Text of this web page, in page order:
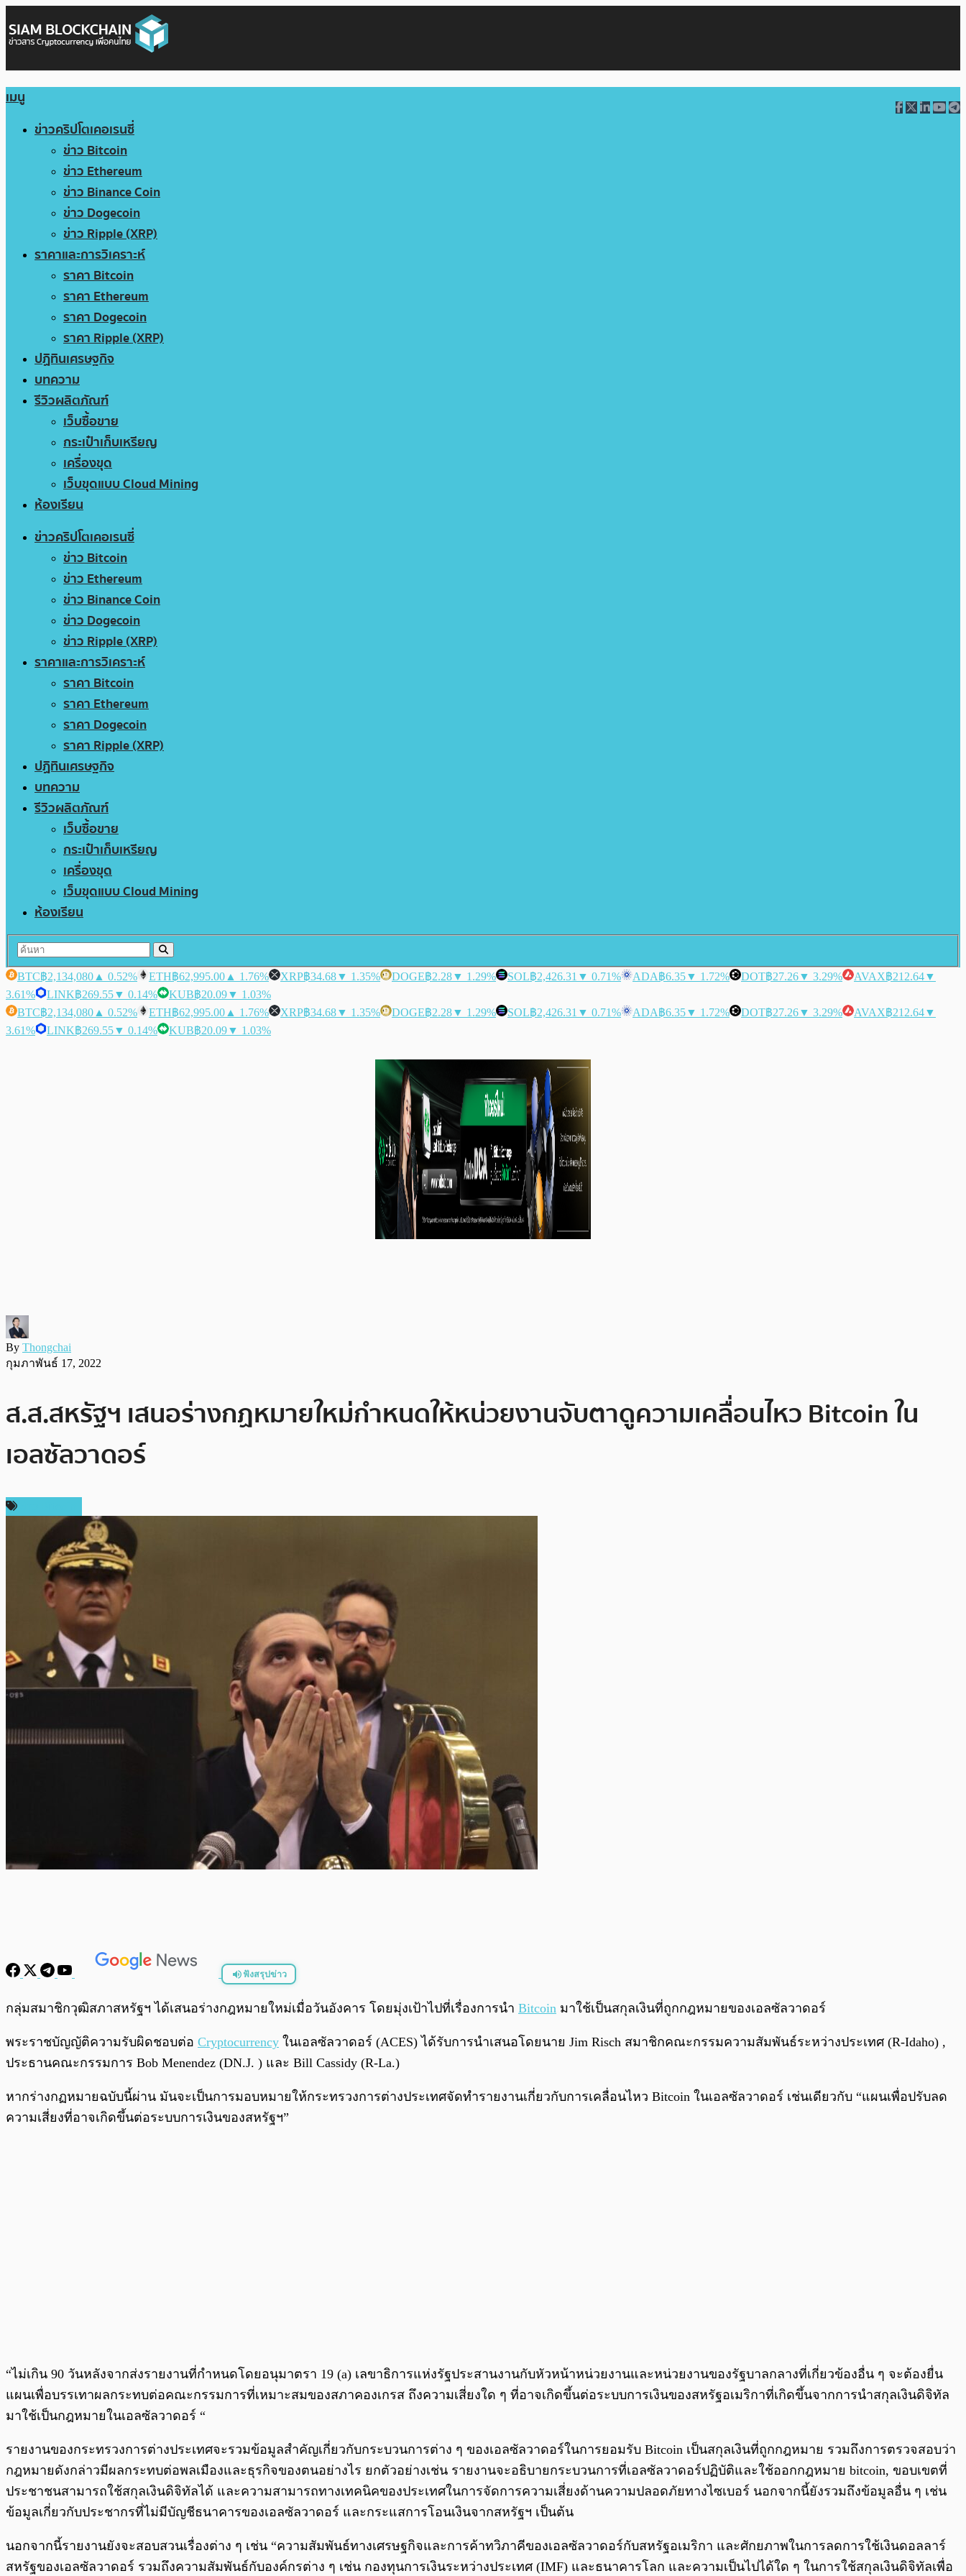
เมนู
ข่าวคริปโตเคอเรนซี่
ข่าว Bitcoin
ข่าว Ethereum
ข่าว Binance Coin
ข่าว Dogecoin
ข่าว Ripple (XRP)
ราคาและการวิเคราะห์
ราคา Bitcoin
ราคา Ethereum
ราคา Dogecoin
ราคา Ripple (XRP)
ปฏิทินเศรษฐกิจ
บทความ
รีวิวผลิตภัณฑ์
เว็บซื้อขาย
กระเป๋าเก็บเหรียญ
เครื่องขุด
เว็บขุดแบบ Cloud Mining
ห้องเรียน
ข่าวคริปโตเคอเรนซี่
ข่าว Bitcoin
ข่าว Ethereum
ข่าว Binance Coin
ข่าว Dogecoin
ข่าว Ripple (XRP)
ราคาและการวิเคราะห์
ราคา Bitcoin
ราคา Ethereum
ราคา Dogecoin
ราคา Ripple (XRP)
ปฏิทินเศรษฐกิจ
บทความ
รีวิวผลิตภัณฑ์
เว็บซื้อขาย
กระเป๋าเก็บเหรียญ
เครื่องขุด
เว็บขุดแบบ Cloud Mining
ห้องเรียน
BTC฿2,134,080 ▲ 0.52% ETH฿62,995.00 ▲ 1.76% XRP฿34.68▼ 1.35% DOGE฿2.28▼ 1.29% SOL฿2,426.31 ▼ 0.71% ADA฿6.35▼ 1.72% DOT฿27.26▼ 3.29% AVAX฿212.64▼
3.61%
LINK฿269.55▼ 0.14% KUB฿20.09▼ 1.03%
BTC฿2,134,080 ▲ 0.52% ETH฿62,995.00 ▲ 1.76% XRP฿34.68▼ 1.35% DOGE฿2.28▼ 1.29% SOL฿2,426.31 ▼ 0.71% ADA฿6.35▼ 1.72% DOT฿27.26▼ 3.29% AVAX฿212.64▼
3.61%
LINK฿269.55▼ 0.14% KUB฿20.09▼ 1.03%
By Thongchai
กุมภาพันธ์ 17, 2022
ส.ส.สหรัฐฯ เสนอร่างกฏหมายใหม่กำหนดให้หน่วยงานจับตาดูความเคลื่อนไหว Bitcoin ใน
เอลซัลวาดอร์
ฟังสรุปข่าว
พร้อมเล่น
กลุ่มสมาชิกวุฒิสภาสหรัฐฯ ได้เสนอร่างกฎหมายใหม่เมื่อวันอังคาร โดยมุ่งเป้าไปที่เรื่องการนำ Bitcoin มาใช้เป็นสกุลเงินที่ถูกกฎหมายของเอลซัลวาดอร์
พระราชบัญญัติความรับผิดชอบต่อ Cryptocurrency ในเอลซัลวาดอร์ (ACES) ได้รับการนำเสนอโดยนาย Jim Risch สมาชิกคณะกรรมความสัมพันธ์ระหว่างประเทศ (R-Idaho) ,
ประธานคณะกรรมการ Bob Menendez (DN.J. ) และ Bill Cassidy (R-La.)
หากร่างกฏหมายฉบับนี้ผ่าน มันจะเป็นการมอบหมายให้กระทรวงการต่างประเทศจัดทำรายงานเกี่ยวกับการเคลื่อนไหว Bitcoin ในเอลซัลวาดอร์ เช่นเดียวกับ “แผนเพื่อปรับลด
ความเสี่ยงที่อาจเกิดขึ้นต่อระบบการเงินของสหรัฐฯ”
“ไม่เกิน 90 วันหลังจากส่งรายงานที่กำหนดโดยอนุมาตรา 19 (a) เลขาธิการแห่งรัฐประสานงานกับหัวหน้าหน่วยงานและหน่วยงานของรัฐบาลกลางที่เกี่ยวข้องอื่น ๆ จะต้องยื่น
แผนเพื่อบรรเทาผลกระทบต่อคณะกรรมการที่เหมาะสมของสภาคองเกรส ถึงความเสี่ยงใด ๆ ที่อาจเกิดขึ้นต่อระบบการเงินของสหรัฐอเมริกาที่เกิดขึ้นจากการนำสกุลเงินดิจิทัล
มาใช้เป็นกฎหมายในเอลซัลวาดอร์ “
รายงานของกระทรวงการต่างประเทศจะรวมข้อมูลสำคัญเกี่ยวกับกระบวนการต่าง ๆ ของเอลซัลวาดอร์ในการยอมรับ Bitcoin เป็นสกุลเงินที่ถูกกฎหมาย รวมถึงการตรวจสอบว่า
กฎหมายดังกล่าวมีผลกระทบต่อพลเมืองและธุรกิจของตนอย่างไร ยกตัวอย่างเช่น รายงานจะอธิบายกระบวนการที่เอลซัลวาดอร์ปฏิบัติและใช้ออกกฎหมาย bitcoin, ขอบเขตที่
ประชาชนสามารถใช้สกุลเงินดิจิทัลได้ และความสามารถทางเทคนิคของประเทศในการจัดการความเสี่ยงด้านความปลอดภัยทางไซเบอร์ นอกจากนี้ยังรวมถึงข้อมูลอื่น ๆ เช่น
ข้อมูลเกี่ยวกับประชากรที่ไม่มีบัญชีธนาคารของเอลซัลวาดอร์ และกระแสการโอนเงินจากสหรัฐฯ เป็นต้น
นอกจากนี้รายงานยังจะสอบสวนเรื่องต่าง ๆ เช่น “ความสัมพันธ์ทางเศรษฐกิจและการค้าทวิภาคีของเอลซัลวาดอร์กับสหรัฐอเมริกา และศักยภาพในการลดการใช้เงินดอลลาร์
สหรัฐของเอลซัลวาดอร์ รวมถึงความสัมพันธ์กับองค์กรต่าง ๆ เช่น กองทุนการเงินระหว่างประเทศ (IMF) และธนาคารโลก และความเป็นไปได้ใด ๆ ในการใช้สกุลเงินดิจิทัลเพื่อ